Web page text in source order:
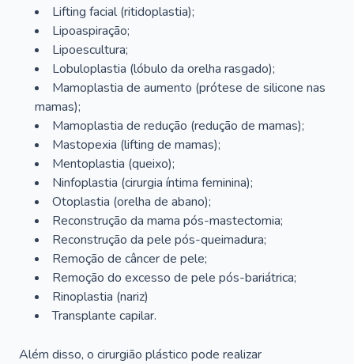
Lifting facial (ritidoplastia);
Lipoaspiração;
Lipoescultura;
Lobuloplastia (lóbulo da orelha rasgado);
Mamoplastia de aumento (prótese de silicone nas
mamas);
Mamoplastia de redução (redução de mamas);
Mastopexia (lifting de mamas);
Mentoplastia (queixo);
Ninfoplastia (cirurgia íntima feminina);
Otoplastia (orelha de abano);
Reconstrução da mama pós-mastectomia;
Reconstrução da pele pós-queimadura;
Remoção de câncer de pele;
Remoção do excesso de pele pós-bariátrica;
Rinoplastia (nariz)
Transplante capilar.
Além disso, o cirurgião plástico pode realizar